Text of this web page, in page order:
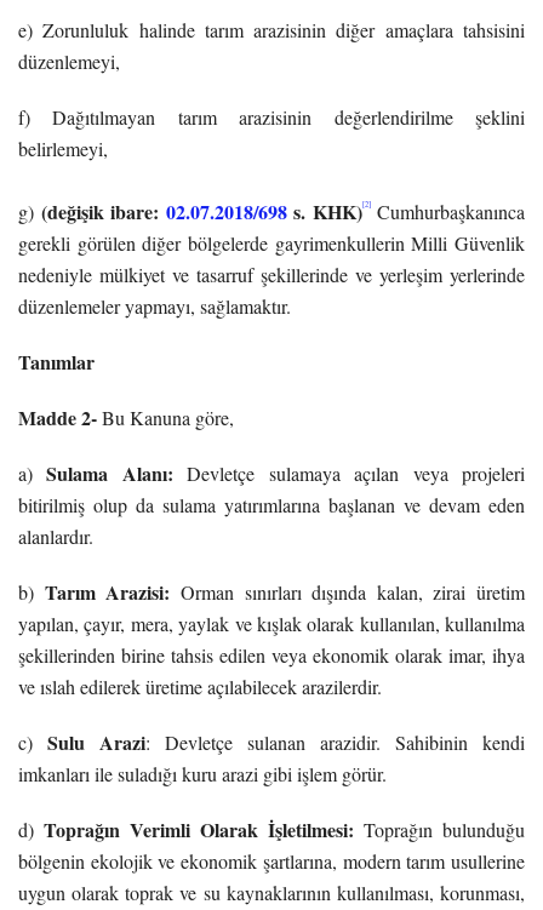
e) Zorunluluk halinde tarım arazisinin diğer amaçlara tahsisini
düzenlemeyi,
f) Dağıtılmayan tarım arazisinin değerlendirilme şeklini
belirlemeyi,
g) (değişik ibare: 02.07.2018/698s. KHK)[2]
Cumhurbaşkanınca
gerekli görülen diğer bölgelerde gayrimenkullerin Milli Güvenlik
nedeniyle mülkiyet ve tasarruf şekillerinde ve yerleşim yerlerinde
düzenlemeler yapmayı, sağlamaktır.
Tanımlar
Madde 2-Bu Kanuna göre,
a)Sulama Alanı: Devletçe sulamaya açılan veya projeleri
bitirilmiş olup da sulama yatırımlarına başlanan ve devam eden
alanlardır.
b) Tarım Arazisi: Orman sınırları dışında kalan, zirai üretim
yapılan, çayır, mera, yaylak ve kışlak olarak kullanılan, kullanılma
şekillerinden birine tahsis edilen veya ekonomik olarak imar, ihya
ve ıslah edilerek üretime açılabilecek arazilerdir.
c) Sulu Arazi: Devletçe sulanan arazidir. Sahibinin kendi
imkanları ile suladığı kuru arazi gibi işlem görür.
d) Toprağın Verimli Olarak İşletilmesi: Toprağın bulunduğu
bölgenin ekolojik ve ekonomik şartlarına, modern tarım usullerine
uygun olarak toprak ve su kaynaklarının kullanılması, korunması,